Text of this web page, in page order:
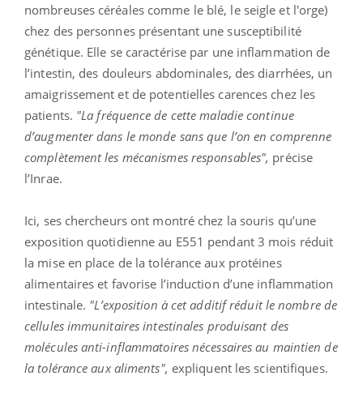
nombreuses céréales comme le blé, le seigle et l'orge)
chez des personnes présentant une susceptibilité
génétique. Elle se caractérise par une inflammation de
l’intestin, des douleurs abdominales, des diarrhées, un
amaigrissement et de potentielles carences chez les
patients. "La fréquence de cette maladie continue
d’augmenter dans le monde sans que l’on en comprenne
complètement les mécanismes responsables", précise
l’Inrae.
Ici, ses chercheurs ont montré chez la souris qu’une
exposition quotidienne au E551 pendant 3 mois réduit
la mise en place de la tolérance aux protéines
alimentaires et favorise l’induction d’une inflammation
intestinale. "L’exposition à cet additif réduit le nombre de
cellules immunitaires intestinales produisant des
molécules anti-inflammatoires nécessaires au maintien de
la tolérance aux aliments", expliquent les scientifiques.